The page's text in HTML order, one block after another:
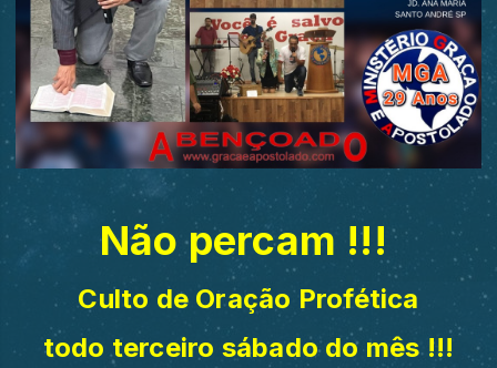
Não percam !!!
Culto de Oração Profética
todo terceiro sábado do mês !!!